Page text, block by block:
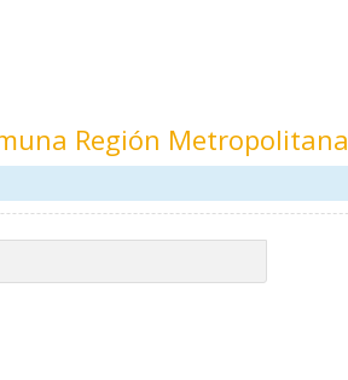
Región Metropolitana